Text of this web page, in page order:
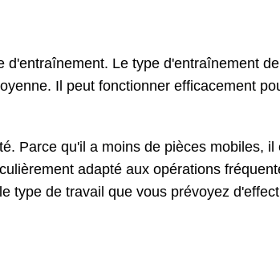
Le type d'entraînement
Il peut fonctionner efficacement
Parce qu'il a moins de pièces mobiles,
adapté aux opérations
type de travail que vous prévoyez